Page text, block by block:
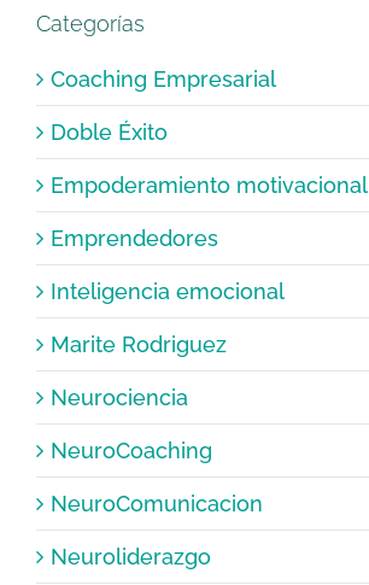
Categorías
Coaching Empresarial
Doble Éxito
Empoderamiento motivacional
Emprendedores
Inteligencia emocional
Marite Rodriguez
Neurociencia
NeuroCoaching
NeuroComunicacion
Neuroliderazgo